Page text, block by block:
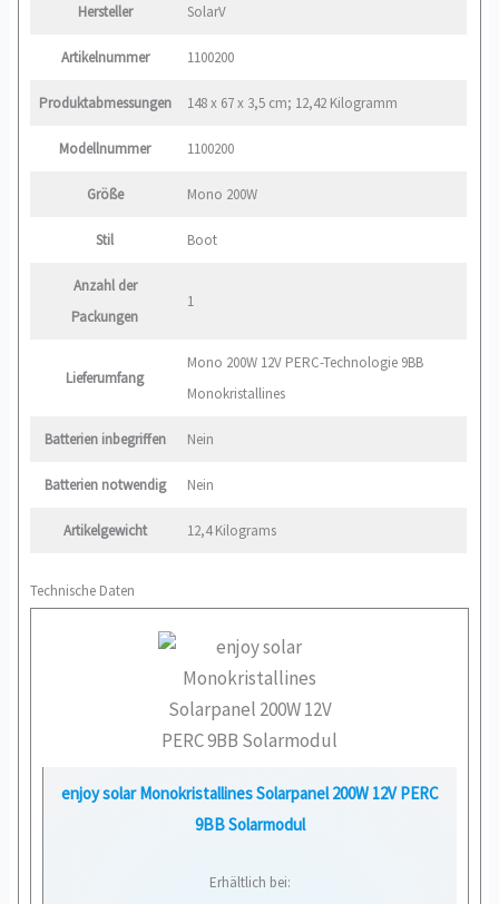
Hersteller ‎SolarV
Artikelnummer ‎1100200
Produktabmessungen ‎148 x 67 x 3,5 cm; 12,42 Kilogramm
Modellnummer ‎1100200
Größe ‎Mono 200W
Stil ‎Boot
Anzahl der
Packungen
‎1
Lieferumfang
‎Mono 200W 12V PERC-Technologie 9BB
Monokristallines
Batterien inbegriffen ‎Nein
Batterien notwendig ‎Nein
Artikelgewicht ‎12,4 Kilograms
Technische Daten
enjoy solar Monokristallines Solarpanel 200W 12V PERC
9BB Solarmodul
Erhältlich bei: